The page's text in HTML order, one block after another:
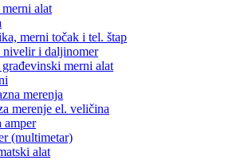
alat
merni točak i tel. štap
nivelir i daljinomer
merni alat
merenja
merenje el. veličina
amper
(multimetar)
alat